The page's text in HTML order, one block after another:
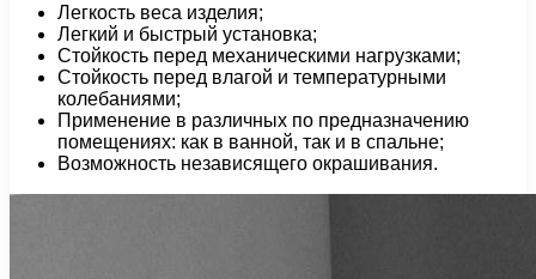
Легкость веса изделия;
Легкий и быстрый установка;
Стойкость перед механическими нагрузками;
Стойкость перед влагой и температурными
колебаниями;
Применение в различных по предназначению
помещениях: как в ванной, так и в спальне;
Возможность независящего окрашивания.